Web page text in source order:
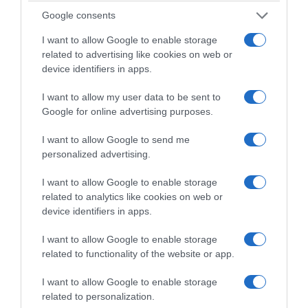
Google consents
I want to allow Google to enable storage
related to advertising like cookies on web or
device identifiers in apps.
I want to allow my user data to be sent to
Google for online advertising purposes.
I want to allow Google to send me
personalized advertising.
I want to allow Google to enable storage
related to analytics like cookies on web or
device identifiers in apps.
I want to allow Google to enable storage
related to functionality of the website or app.
I want to allow Google to enable storage
related to personalization.
εμφανιστεί σε προγραμματισμένο μάθημα
χορού και δεν απαντούσε στις κλήσεις τους.
Τότε αστυνομικοί μετέβησαν τότε στο σπίτι
της, όπου τη βρήκαν μόνη με τα παιδιά της.
Σύμφωνα με την ίδια, η γυναίκα ήταν σε καλή
επιθυμούσε να παραστεί στο μάθημα.
«Δεν υπήρχε κανένα άλλο απολύτως στοιχείο
που να δείχνει ότι αντιμετώπιζε πρόβλημα ή
ότι υφίστατο κακοποίηση», διαμήνυσε η
εκπρόσωπος της ΕΛ.ΑΣ., υπογραμμίζοντας
ότι η Αστυνομία δεν είχε λάβει οποιαδήποτε
καταγγελία ή ενημέρωση που να υποδηλώνει
κίνδυνο για τη ζωή ή τη σωματική της